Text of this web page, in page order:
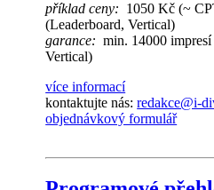
příklad ceny: 1050 Kč (~
(Leaderboard, Vertical)
garance: min. 14000
Vertical)
více informací
kontaktujte nás:redakce@i-
objednávkový formulář